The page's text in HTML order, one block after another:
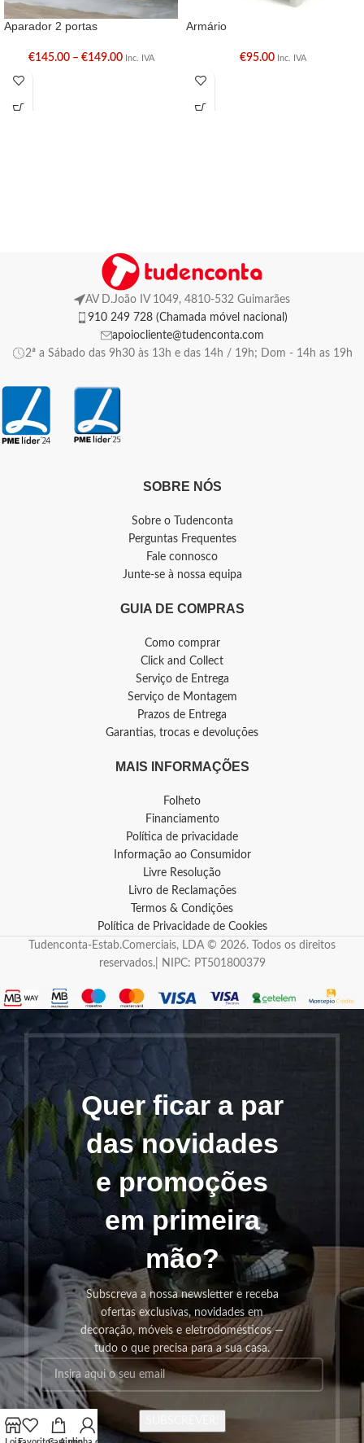
Aparador 2 portas
€145.00 – €149.00 Inc. IVA
Armário
€95.00 Inc. IVA
AV D.João IV 1049, 4810-532 Guimarães
910 249 728 (Chamada móvel nacional)
apoiocliente@tudenconta.com
2ª a Sábado das 9h30 às 13h e das 14h / 19h; Dom - 14h as 19h
SOBRE NÓS
Sobre o Tudenconta
Perguntas Frequentes
Fale connosco
Junte-se à nossa equipa
GUIA DE COMPRAS
Como comprar
Click and Collect
Serviço de Entrega
Serviço de Montagem
Prazos de Entrega
Garantias, trocas e devoluções
MAIS INFORMAÇÕES
Folheto
Financiamento
Política de privacidade
Informação ao Consumidor
Livre Resolução
Livro de Reclamações
Termos & Condições
Política de Privacidade de Cookies
Tudenconta-Estab.Comerciais, LDA © 2026. Todos os direitos
reservados.| NIPC: PT501800379
Quer ficar a par
das novidades
e promoções
em primeira
mão?
Subscreva a nossa newsletter e receba
ofertas exclusivas, novidades em
decoração, móveis e eletrodomésticos —
tudo o que precisa para a sua casa.